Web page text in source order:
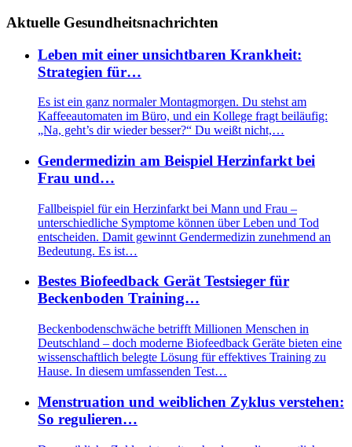
Aktuelle Gesundheitsnachrichten
Leben mit einer unsichtbaren Krankheit:
Strategien für…
Es ist ein ganz normaler Montagmorgen. Du stehst am
Kaffeeautomaten im Büro, und ein Kollege fragt beiläufig:
„Na, geht’s dir wieder besser?“ Du weißt nicht,…
Gendermedizin am Beispiel Herzinfarkt bei
Frau und…
Fallbeispiel für ein Herzinfarkt bei Mann und Frau –
unterschiedliche Symptome können über Leben und Tod
entscheiden. Damit gewinnt Gendermedizin zunehmend an
Bedeutung. Es ist…
Bestes Biofeedback Gerät Testsieger für
Beckenboden Training…
Beckenbodenschwäche betrifft Millionen Menschen in
Deutschland – doch moderne Biofeedback Geräte bieten eine
wissenschaftlich belegte Lösung für effektives Training zu
Hause. In diesem umfassenden Test…
Menstruation und weiblichen Zyklus verstehen:
So regulieren…